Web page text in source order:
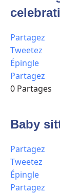
Partagez
Tweetez
Épingle
Partagez
0 Partages
Baby
Partagez
Tweetez
Épingle
Partagez